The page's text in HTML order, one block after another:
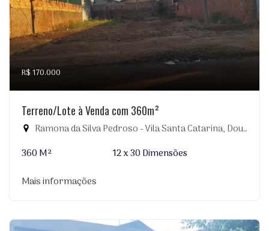
R$ 170.000
Terreno/Lote à Venda com 360m²
Ramona da Silva Pedroso - Vila Santa Catarina, Dourados-MS
360 M²
12 x 30 Dimensões
Mais informações